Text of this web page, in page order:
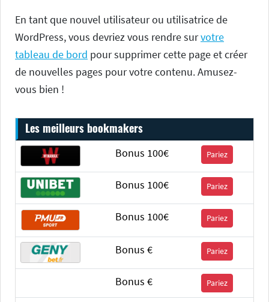
En tant que nouvel utilisateur ou utilisatrice de
WordPress, vous devriez vous rendre survotre
tableau de bord pour supprimer cette page et créer
de nouvelles pages pour votre contenu. Amusez-
vous bien !
Les meilleurs bookmakers
Bonus 100€ Pariez
Bonus 100€ Pariez
Bonus 100€ Pariez
Bonus € Pariez
Bonus € Pariez